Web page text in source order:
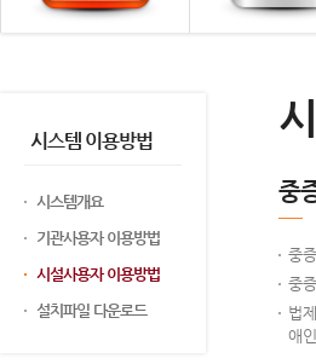
시스템 이용방법
시스템개요
기관사용자 이용방법
시설사용자 이용방법
설치파일 다운로드
중
중
중
법
애